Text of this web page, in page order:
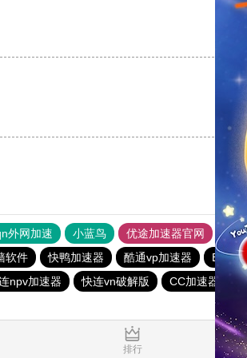
外网加速 小蓝鸟 优途加速器官网 风
软件 快鸭加速器 酷通vp加速器
npv加速器 快连vn破解版 CC加速器
排行